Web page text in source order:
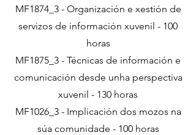
MF1874_3 - Organización e xestión de
servizos de información xuvenil - 100
horas
MF1875_3 - Técnicas de información e
comunicación desde unha perspectiva
xuvenil - 130 horas
MF1026_3 - Implicación dos mozos na
súa comunidade - 100 horas